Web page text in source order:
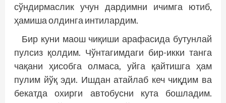
сўндирмаслик учун дардимни ичимга ютиб,
ҳамиша олдинга интилардим.
Бир куни маош чиқиши арафасида бутунлай
пулсиз қолдим. Чўнтагимдаги бир-икки танга
чақани ҳисобга олмаса, уйга қайтишга ҳам
пулим йўқ эди. Ишдан атайлаб кеч чиқдим ва
бекатда охирги автобусни кута бошладим.